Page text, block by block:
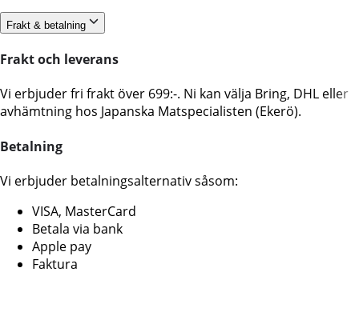
Frakt & betalning
Frakt och leverans
Vi erbjuder fri frakt över 699:-. Ni kan välja Bring, DHL eller
avhämtning hos Japanska Matspecialisten (Ekerö).
Betalning
Vi erbjuder betalningsalternativ såsom:
VISA, MasterCard
Betala via bank
Apple pay
Faktura